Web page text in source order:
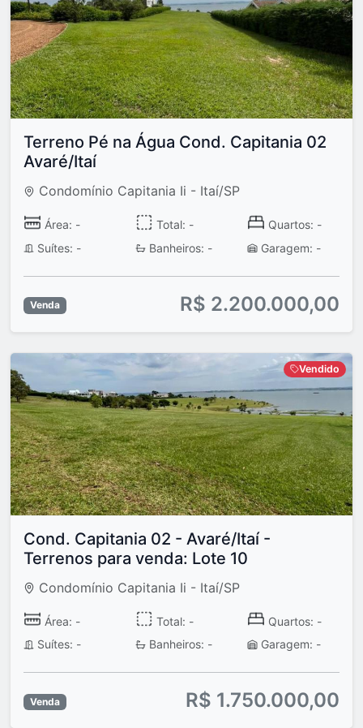
Terreno Pé na Água Cond. Capitania 02
Avaré/Itaí
Condomínio Capitania Ii - Itaí/SP
Área: - Total: -
Quartos: -
Suítes: -
Banheiros: - Garagem: -
Venda R$ 2.200.000,00
Vendido
Cond. Capitania 02 - Avaré/Itaí -
Terrenos para venda: Lote 10
Condomínio Capitania Ii - Itaí/SP
Área: - Total: -
Quartos: -
Suítes: -
Banheiros: - Garagem: -
Venda R$ 1.750.000,00